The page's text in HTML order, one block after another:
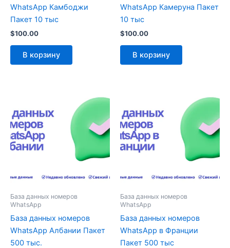
WhatsApp Камбоджи
Пакет 10 тыс
$100.00
В корзину
WhatsApp Камеруна Пакет
10 тыс
$100.00
В корзину
База данных номеров
WhatsApp
База данных номеров
WhatsApp Албании Пакет
500 тыс.
База данных номеров
WhatsApp
База данных номеров
WhatsApp в Франции
Пакет 500 тыс